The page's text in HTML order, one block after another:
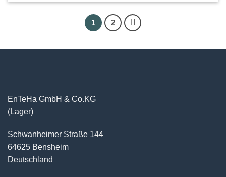
1 2
EnTeHa GmbH & Co.KG
(Lager)
Schwanheimer Straße 144
64625 Bensheim
Deutschland